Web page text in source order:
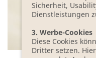
Sicherheit,
Dienstleistungen
3. Werbe-Cookies
Diese Cookies
Dritter setzen.